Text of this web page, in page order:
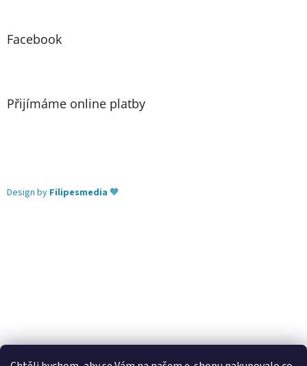
Facebook
Přijímáme online platby
Design by Filipesmedia 🧡